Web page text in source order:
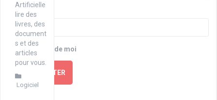
Artificielle
lire des
livres, des
document
s et des
articles
pour vous.
Logiciel
Mot de passe
Se souvenir de moi
SE CONNECTER